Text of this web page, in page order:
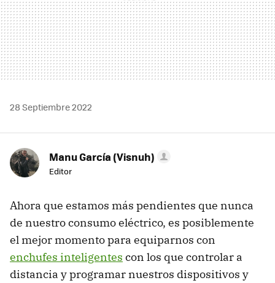
28 Septiembre 2022
Manu García (Visnuh)
Editor
Ahora que estamos más pendientes que nunca
de nuestro consumo eléctrico, es posiblemente
el mejor momento para equiparnos con
enchufes inteligentes con los que controlar a
distancia y programar nuestros dispositivos y